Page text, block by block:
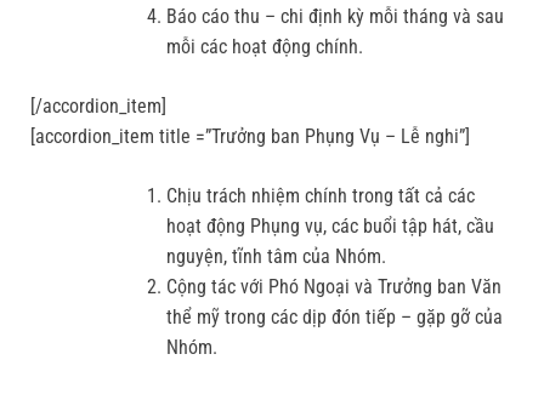
Báo cáo thu – chi định kỳ mỗi tháng và sau
mỗi các hoạt động chính.
[/accordion_item]
[accordion_item title =”Trưởng ban Phụng Vụ – Lễ nghi”]
Chịu trách nhiệm chính trong tất cả các
hoạt động Phụng vụ, các buổi tập hát, cầu
nguyện, tĩnh tâm của Nhóm.
Cộng tác với Phó Ngoại và Trưởng ban Văn
thể mỹ trong các dịp đón tiếp – gặp gỡ của
Nhóm.